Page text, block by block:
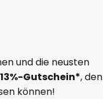
und die neusten
13%-Gutschein*, den
können!